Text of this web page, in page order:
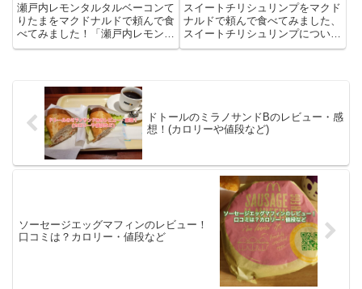
瀬戸内レモンタルタルベーコンて
りたまをマクドナルドで頼んで食
べてみました！「瀬戸内レモンタ
ルタルベーコンてりたま」につい
ーコンてりたまって？毎年マクド
ナルドで販売される「てりた
ま」...
スイートチリシュリンプをマクド
ナルドで頼んで食べてみました、
スイートチリシュリンプについて
と筆者の感想・レビューを書きま
ン...
ドトールのミラノサンドBのレビュー・感
想！(カロリーや値段など)
ソーセージエッグマフィンのレビュー！
口コミは？カロリー・値段など